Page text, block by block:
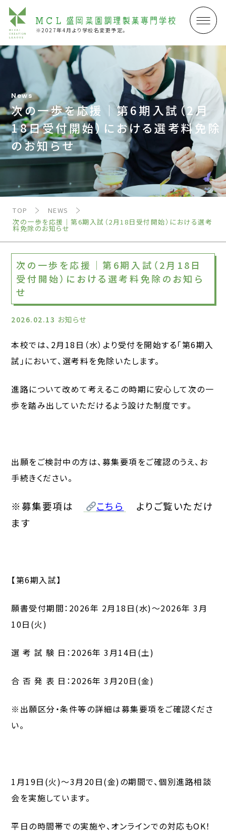
※2027年4月より学校名変更予定。
News
次の一歩を応援｜第6期入試（2月
18日受付開始）における選考料免除
のお知らせ
TOP
NEWS
次の一歩を応援｜第6期入試（2月18日受付開始）における選考
料免除のお知らせ
次の一歩を応援｜第6期入試（2月18日
受付開始）における選考料免除のお知ら
せ
2026.02.13 お知らせ
本校では、2月18日（水）より受付を開始する「第6期入
試」において、選考料を免除いたします。
進路について改めて考えるこの時期に安心して次の一
歩を踏み出していただけるよう設けた制度です。
出願をご検討中の方は、募集要項をご確認のうえ、お
手続きください。
※募集要項は こちら
よりご覧いただけ
ます
【第6期入試】
願書受付期間：2026年 2月18日(水)～2026年 3月
10日(火)
選 考 試 験 日：2026年 3月14日(土)
合 否 発 表 日：2026年 3月20日(金)
※出願区分・条件等の詳細は募集要項をご確認くださ
い。
1月19日(火)〜3月20日(金)の期間で、個別進路相談
会を実施しています。
平日の時間帯での実施や、オンラインでの対応もOK！